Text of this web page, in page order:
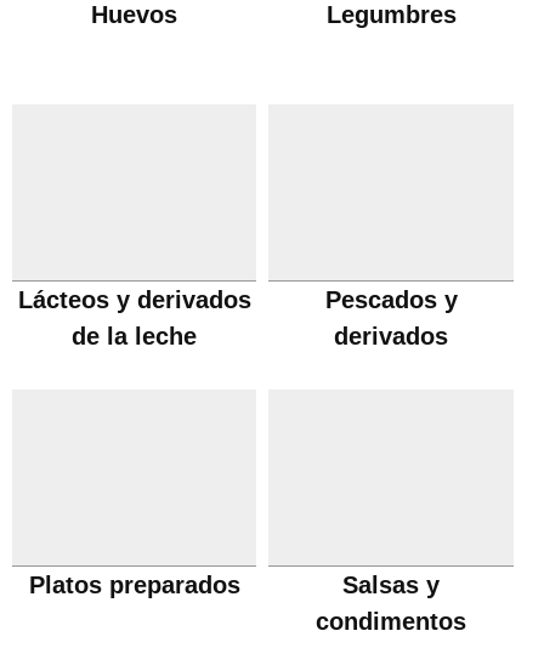
Huevos Legumbres
Lácteos y derivados
de la leche
Pescados y
derivados
Platos preparados
Salsas y
condimentos